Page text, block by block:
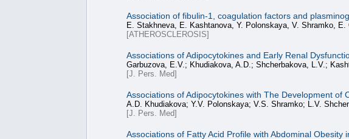
Association of fibulin-1, coagulation factors and
E. Stakhneva, E. Kashtanova, Y. Polonskaya, V. Shramko,
[ATHEROSCLEROSIS]
Associations of Adipocytokines and Early Renal
Garbuzova, E.V.; Khudiakova, A.D.; Shcherbakova, L.V.;
[J. Pers. Med]
Associations of Adipocytokines with The Development of
A.D. Khudiakova; Y.V. Polonskaya; V.S. Shramko; L.V.
[J. Pers. Med]
Associations of Fatty Acid Profile with Abdominal Obesity